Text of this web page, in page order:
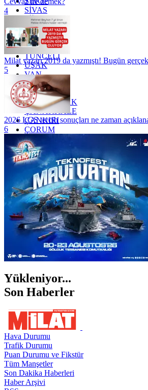
SİVAS
SİİRT
TEKİRDAĞ
TOKAT
TRABZON
TUNCELİ
UŞAK
VAN
YALOVA
YOZGAT
ZONGULDAK
ÇANAKKALE
ÇANKIRI
ÇORUM
İSTANBUL
İZMİR
ŞANLIURFA
ŞIRNAK
4
Milat yazarı 2019 da yazmıştı! Bugün
5
2026 LGS tercih sonuçları ne zaman
6
Yükleniyor...
Son Haberler
Hava Durumu
Trafik Durumu
Puan Durumu ve Fikstür
Tüm Manşetler
Son Dakika Haberleri
Haber Arşivi